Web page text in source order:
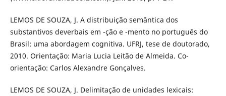
LEMOS DE SOUZA, J. A distribuição semântica dos
substantivos deverbais em -ção e -mento no português do
Brasil: uma abordagem cognitiva. UFRJ, tese de doutorado,
2010. Orientação: Maria Lucia Leitão de Almeida. Co-
orientação: Carlos Alexandre Gonçalves.
LEMOS DE SOUZA, J. Delimitação de unidades lexicais: